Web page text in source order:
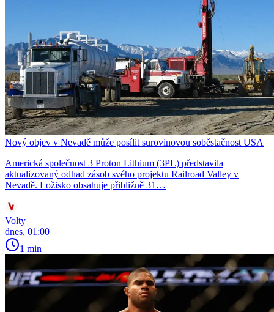
Nový objev v Nevadě může posílit surovinovou soběstačnost USA
Americká společnost 3 Proton Lithium (3PL) představila
aktualizovaný odhad zásob svého projektu Railroad Valley v
Nevadě. Ložisko obsahuje přibližně 31…
Volty
dnes, 01:00
1 min